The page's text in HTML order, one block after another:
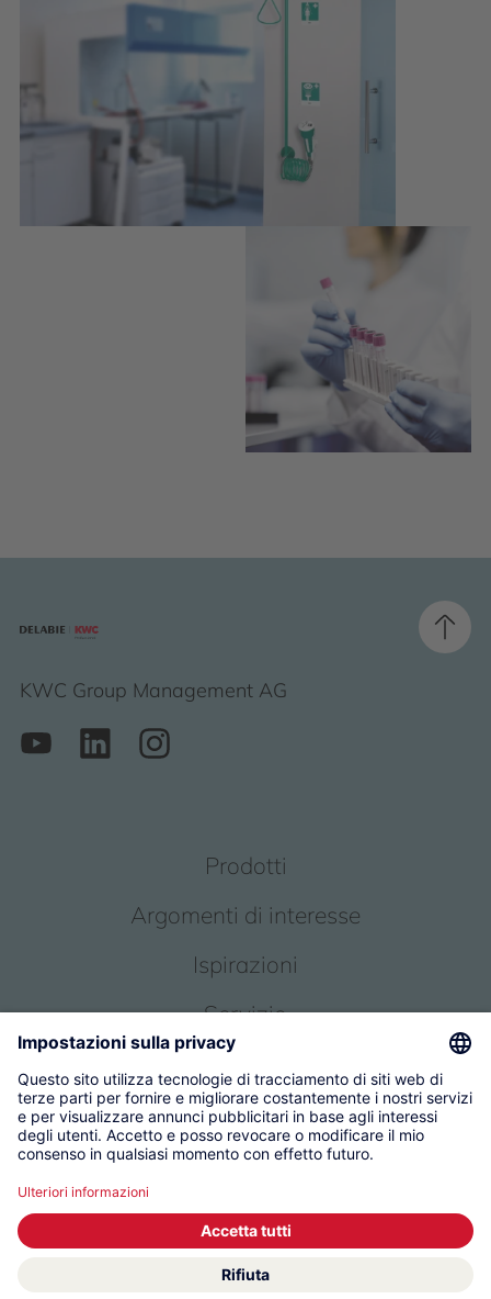
KWC Group Management AG
Prodotti
Argomenti di interesse
Ispirazioni
Servizio
Chi siamo
© 2026 KWC Group Management AG
Condizioni generali
Impronta
Protezione dei dati